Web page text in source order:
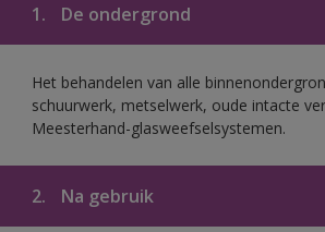
1. De ondergrond
Het behandelen van alle
schuurwerk, metselwerk, oude intacte
Meesterhand-glasweefselsystemen.
2. Na gebruik